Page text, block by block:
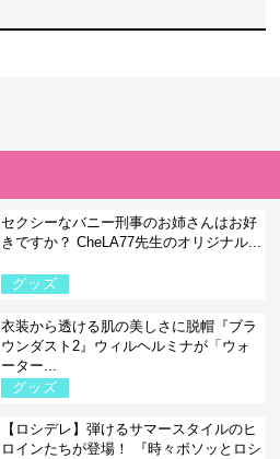
セクシーなバニー刑事のお姉さんはお好
きですか？ CheLA77先生のオリジナル...
グッズ
衣装から透ける肌の美しさに脱帽『ブラ
ウンダスト2』ウィルヘルミナが「ウォ
ーター...
グッズ
【ロシデレ】弾けるサマースタイルのヒ
ロインたちが登場！ 『時々ボソッとロシ